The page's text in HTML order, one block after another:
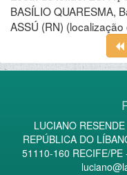
BASÍLIO QUARESMA,
ASSÚ (RN)
LUCIANO
REPÚBLICA DO
51110-160 RECIFE/